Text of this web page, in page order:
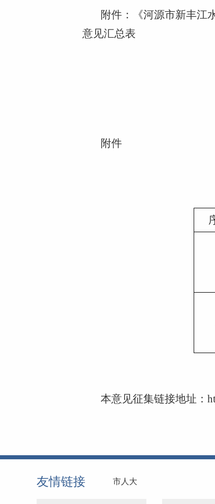
附件：《河源市新丰江
意见汇总表
附件
本意见征集链接地址：
友情链接 市人大